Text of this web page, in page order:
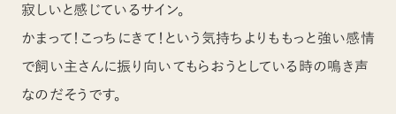
寂しいと感じているサイン。
かまって！こっちにきて！という気持ちよりももっと強い感情
で飼い主さんに振り向いてもらおうとしている時の鳴き声
なのだそうです。